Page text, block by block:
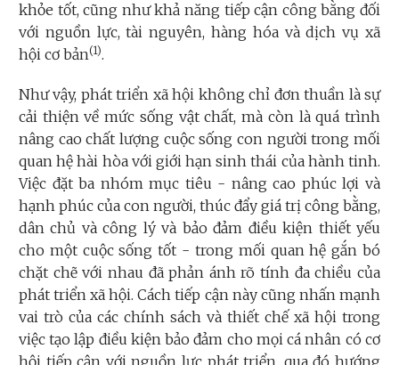
khỏe tốt, cũng như khả năng tiếp cận công bằng đối
với nguồn lực, tài nguyên, hàng hóa và dịch vụ xã
hội cơ bản(1).
Như vậy, phát triển xã hội không chỉ đơn thuần là sự
cải thiện về mức sống vật chất, mà còn là quá trình
nâng cao chất lượng cuộc sống con người trong mối
quan hệ hài hòa với giới hạn sinh thái của hành tinh.
Việc đặt ba nhóm mục tiêu - nâng cao phúc lợi và
hạnh phúc của con người, thúc đẩy giá trị công bằng,
dân chủ và công lý và bảo đảm điều kiện thiết yếu
cho một cuộc sống tốt - trong mối quan hệ gắn bó
chặt chẽ với nhau đã phản ánh rõ tính đa chiều của
phát triển xã hội. Cách tiếp cận này cũng nhấn mạnh
vai trò của các chính sách và thiết chế xã hội trong
việc tạo lập điều kiện bảo đảm cho mọi cá nhân có cơ